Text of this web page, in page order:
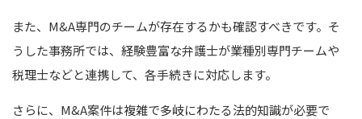
また、M&A専門のチームが存在するかも確認すべきです。そ
うした事務所では、経験豊富な弁護士が業種別専門チームや
税理士などと連携して、各手続きに対応します。
さらに、M&A案件は複雑で多岐にわたる法的知識が必要で